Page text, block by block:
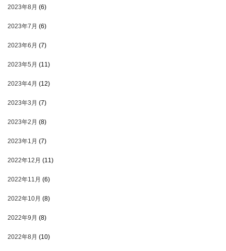
2023年8月 (6)
2023年7月 (6)
2023年6月 (7)
2023年5月 (11)
2023年4月 (12)
2023年3月 (7)
2023年2月 (8)
2023年1月 (7)
2022年12月 (11)
2022年11月 (6)
2022年10月 (8)
2022年9月 (8)
2022年8月 (10)